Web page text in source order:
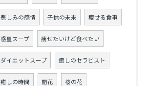
悲しみの感情 子供の未来 痩せる食事
惑星スープ 痩せたいけど食べたい
ダイエットスープ 癒しのセラピスト
癒しの時間 開花 桜の花